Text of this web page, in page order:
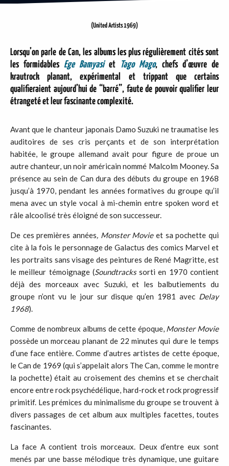
(United Artists 1969)
Lorsqu’on parle de Can, les albums les plus régulièrement cités sont
les formidables Ege Bamyasiet Tago Mago, chefs d’œuvre de
krautrock planant, expérimental et trippant que certains
qualifieraient aujourd’hui de “barré”, faute de pouvoir qualifier leur
étrangeté et leur fascinante complexité.
Avant que le chanteur japonais Damo Suzuki ne traumatise les
auditoires de ses cris perçants et de son interprétation
habitée, le groupe allemand avait pour figure de proue un
autre chanteur, un noir américain nommé Malcolm Mooney. Sa
présence au sein de Can dura des débuts du groupe en 1968
jusqu’à 1970, pendant les années formatives du groupe qu’il
mena avec un style vocal à mi-chemin entre spoken word et
râle alcoolisé très éloigné de son successeur.
De ces premières années, Monster Movieet sa pochette qui
cite à la fois le personnage de Galactus des comics Marvel et
les portraits sans visage des peintures de René Magritte, est
le meilleur témoignage (Soundtrackssorti en 1970 contient
déjà des morceaux avec Suzuki, et les balbutiements du
groupe n’ont vu le jour sur disque qu’en 1981 avec Delay
1968).
Comme de nombreux albums de cette époque, Monster Movie
possède un morceau planant de 22 minutes qui dure le temps
d’une face entière. Comme d’autres artistes de cette époque,
le Can de 1969 (qui s’appelait alors The Can, comme le montre
la pochette) était au croisement des chemins et se cherchait
encore entre rock psychédélique, hard-rock et rock progressif
primitif. Les prémices du minimalisme du groupe se trouvent à
divers passages de cet album aux multiples facettes, toutes
fascinantes.
La face A contient trois morceaux. Deux d’entre eux sont
menés par une basse mélodique très dynamique, une guitare